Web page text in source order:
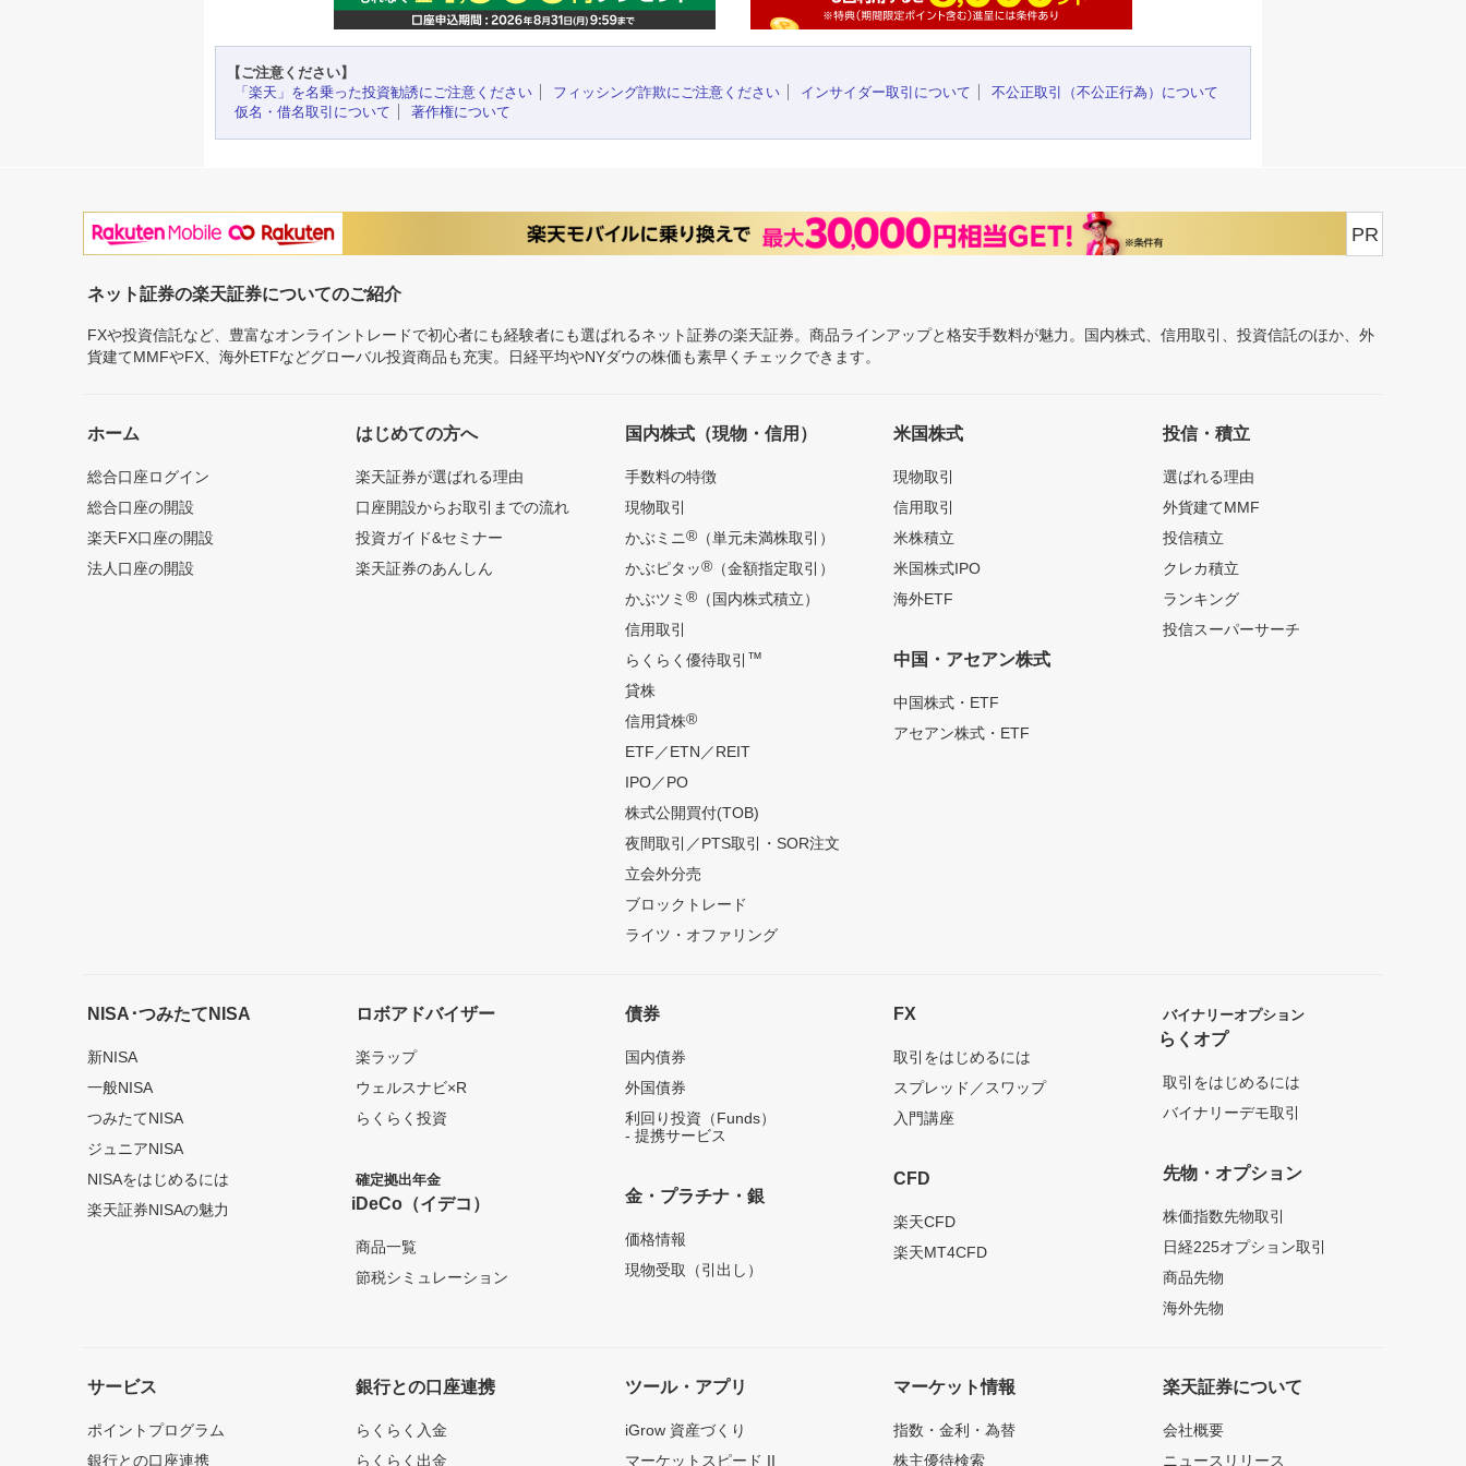
【ご注意ください】
「楽天」を名乗った投資勧誘にご注意ください
フィッシング詐欺にご注意ください インサイダー取引について
不公正取引（不公正行為）について
仮名・借名取引について
著作権について
PR
ネット証券の楽天証券についてのご紹介
FXや投資信託など、豊富なオンライントレードで初心者にも経験者にも選ばれるネット証券の楽天証券。商品ラインアップと格安手数料が魅力。国内株式、信用取引、投資信託のほか、外
貨建てMMFやFX、海外ETFなどグローバル投資商品も充実。日経平均やNYダウの株価も素早くチェックできます。
ホーム
総合口座ログイン
総合口座の開設
楽天FX口座の開設
法人口座の開設
はじめての方へ
楽天証券が選ばれる理由
口座開設からお取引までの流れ
投資ガイド&セミナー
楽天証券のあんしん
国内株式（現物・信用）
手数料の特徴
現物取引
かぶミニ®（単元未満株取引）
かぶピタッ®（金額指定取引）
かぶツミ ®（国内株式積立）
信用取引
らくらく優待取引 ™
貸株
信用貸株®
ETF／ETN／REIT
IPO／PO
株式公開買付(TOB)
夜間取引／PTS取引・SOR注文
立会外分売
ブロックトレード
ライツ・オファリング
米国株式
現物取引
信用取引
米株積立
米国株式IPO
海外ETF
中国・アセアン株式
中国株式・ETF
アセアン株式・ETF
投信・積立
選ばれる理由
外貨建てMMF
投信積立
クレカ積立
ランキング
投信スーパーサーチ
NISA･つみたてNISA
新NISA
一般NISA
つみたてNISA
ジュニアNISA
NISAをはじめるには
楽天証券NISAの魅力
ロボアドバイザー
楽ラップ
ウェルスナビ×R
らくらく投資
確定拠出年金
iDeCo（イデコ）
商品一覧
節税シミュレーション
債券
国内債券
外国債券
利回り投資（Funds）
- 提携サービス
金・プラチナ・銀
価格情報
現物受取（引出し）
FX
取引をはじめるには
スプレッド／スワップ
入門講座
CFD
楽天CFD
楽天MT4CFD
バイナリーオプション
らくオプ
取引をはじめるには
バイナリーデモ取引
先物・オプション
株価指数先物取引
日経225オプション取引
商品先物
海外先物
サービス
ポイントプログラム
銀行との口座連携
銀行との口座連携
らくらく入金
らくらく出金
ツール・アプリ
iGrow 資産づくり
マーケットスピード II
マーケット情報
指数・金利・為替
株主優待検索
楽天証券について
会社概要
ニュースリリース